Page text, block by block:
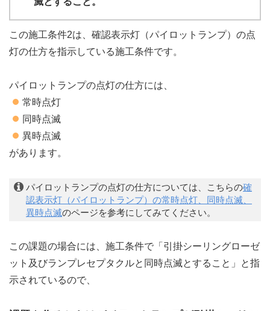
この施工条件2は、確認表示灯（パイロットランプ）の点
灯の仕方を指示している施工条件です。
パイロットランプの点灯の仕方には、
常時点灯
同時点滅
異時点滅
があります。
パイロットランプの点灯の仕方については、こちらの確
認表示灯（パイロットランプ）の常時点灯、同時点滅、
異時点滅のページを参考にしてみてください。
この課題の場合には、施工条件で「引掛シーリングローゼ
ット及びランプレセプタクルと同時点滅とすること」と指
示されているので、